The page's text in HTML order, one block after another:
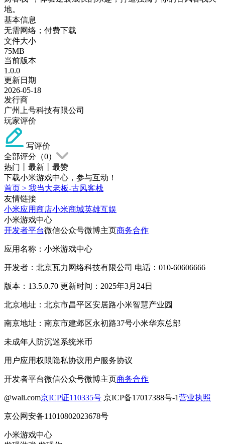
地。
基本信息
无需网络；付费下载
文件大小
75MB
当前版本
1.0.0
更新日期
2026-05-18
发行商
广州上号科技有限公司
玩家评价
写评价
全部评分（0）
热门
最新
最赞
下载小米游戏中心，参与互动！
首页 > 我当大老板-古风客栈
友情链接
小米应用商店小米商城英雄互娱
小米游戏中心
开发者平台微信公众号微博主页商务合作
应用名称：小米游戏中心
开发者：北京瓦力网络科技有限公司 电话：010-60606666
版本：13.5.0.70 更新时间：2025年3月24日
北京地址：北京市昌平区安居路小米智慧产业园
南京地址：南京市建邺区永初路37号小米华东总部
未成年人防沉迷系统米币
用户应用权限隐私协议用户服务协议
开发者平台微信公众号微博主页商务合作
@wali.com京ICP证110335号 京ICP备17017388号-1营业执照
京公网安备11010802023678号
小米游戏中心